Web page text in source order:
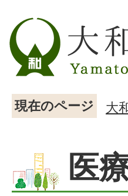
現在のページ 大
医